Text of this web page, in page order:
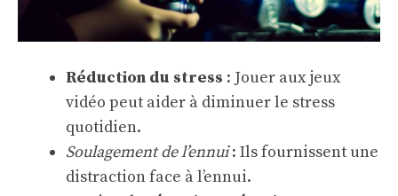
Réduction du stress : Jouer aux jeux
vidéo peut aider à diminuer le stress
quotidien.
Soulagement de l’ennui: Ils fournissent une
distraction face à l’ennui.